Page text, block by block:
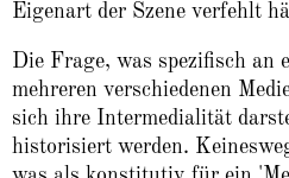
Eigenart der Szene verfehlt
Die Frage, was spezifisch an
mehreren verschiedenen
sich ihre Intermedialität
historisiert werden.